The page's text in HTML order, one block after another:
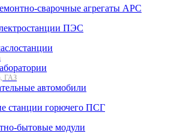
сварочные агрегаты АРС
ПЭС
ГАЗ
автомобили
станции горючего ПСГ
бытовые модули